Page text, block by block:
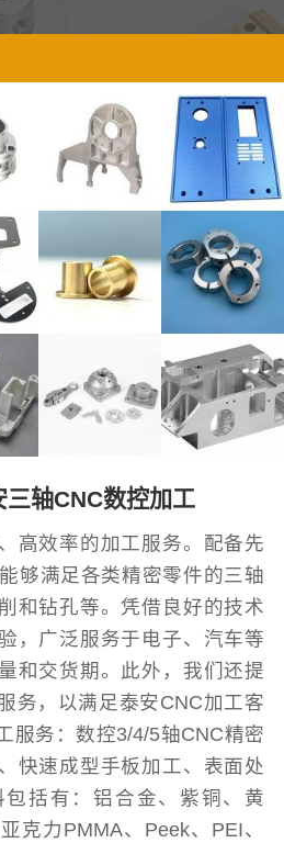
轴CNC数控加工
高效率的加工服务。配备先
够满足各类精密零件的三轴
和钻孔等。凭借良好的技术
，广泛服务于电子、汽车等
和交货期。此外，我们还提
务，以满足泰安CNC加工客
服务：数控3/4/5轴CNC精密
快速成型手板加工、表面处
括有：铝合金、紫铜、黄
克力PMMA、Peek、PEI、